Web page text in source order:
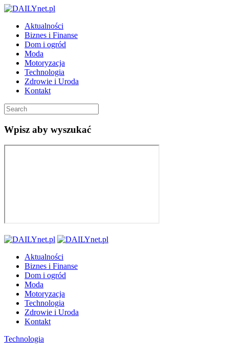
Aktualności
Biznes i Finanse
Dom i ogród
Moda
Motoryzacja
Technologia
Zdrowie i Uroda
Kontakt
Wpisz aby wyszukać
Aktualności
Biznes i Finanse
Dom i ogród
Moda
Motoryzacja
Technologia
Zdrowie i Uroda
Kontakt
Technologia